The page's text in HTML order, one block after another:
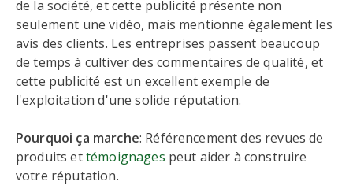
de la société, et cette publicité présente non
seulement une vidéo, mais mentionne également les
avis des clients. Les entreprises passent beaucoup
de temps à cultiver des commentaires de qualité, et
cette publicité est un excellent exemple de
l'exploitation d'une solide réputation.
Pourquoi ça marche: Référencement des revues de
produits ettémoignages peut aider à construire
votre réputation.